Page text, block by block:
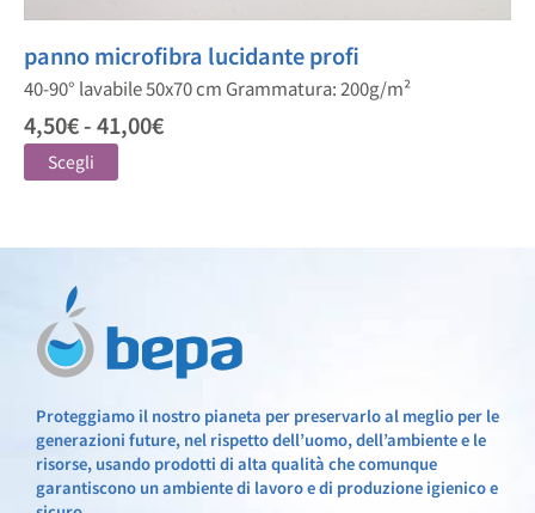
panno microfibra lucidante profi
40-90° lavabile 50x70 cm Grammatura: 200g/m²
4,50€-41,00€
Scegli
Proteggiamo il nostro pianeta per preservarlo al meglio per le
generazioni future, nel rispetto dell’uomo, dell’ambiente e le
risorse, usando prodotti di alta qualità che comunque
garantiscono un ambiente di lavoro e di produzione igienico e